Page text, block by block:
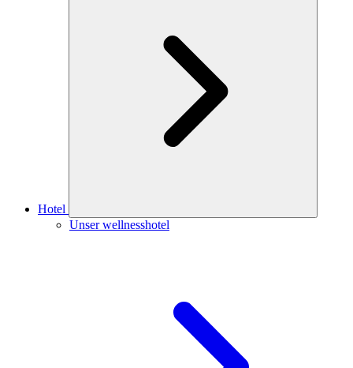
Hotel
Unser wellnesshotel